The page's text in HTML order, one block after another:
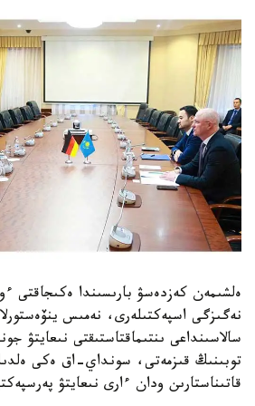
ەلشىمەن كەزدەسۋ بارىسىندا ەكىجاقتى
نەگىزگى اسپەكتىلەرى، نەمىس
سالاسىنداعى ىنتىماقتاستىقتى نىعايتۋ
توبىنىڭ قىزمەتى، سونداي-اق ەكى
قاتىناستارىن ودان ءارى نىعايتۋ